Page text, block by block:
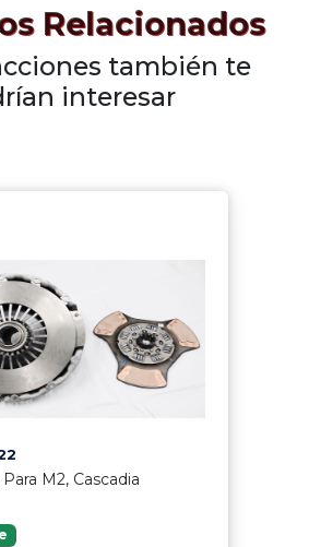
Relacionados
también te
interesar
M2, Cascadia